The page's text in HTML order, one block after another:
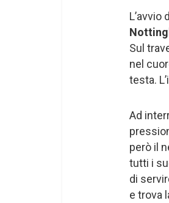
Sul
nel
testa.
Ad
però il
tutti i
di
e trova